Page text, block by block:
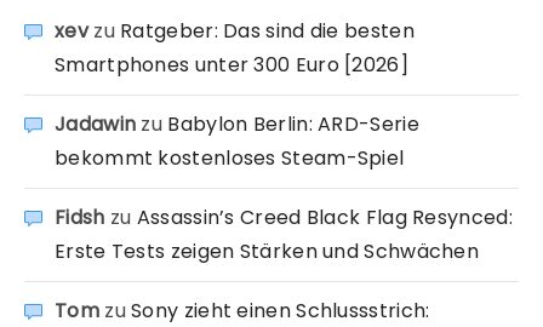
xevzu Ratgeber: Das sind die besten
Smartphones unter 300 Euro [2026]
Jadawin zu Babylon Berlin: ARD-Serie
bekommt kostenloses Steam-Spiel
Fidsh zu Assassin’s Creed Black Flag Resynced:
Erste Tests zeigen Stärken und Schwächen
TomzuSony zieht einen Schlussstrich: